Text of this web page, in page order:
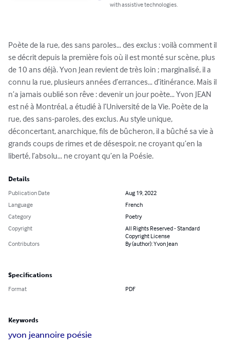
with assistive technologies.
Poète de la rue, des sans paroles… des exclus : voilà comment il
se décrit depuis la première fois où il est monté sur scène, plus
de 10 ans déjà. Yvon Jean revient de très loin ; marginalisé, il a
connu la rue, plusieurs années d’errances… d’itinérance. Mais il
n’a jamais oublié son rêve : devenir un jour poète… Yvon JEAN
est né à Montréal, a étudié à l’Université de la Vie. Poète de la
rue, des sans-paroles, des exclus. Au style unique,
déconcertant, anarchique, fils de bûcheron, il a bûché sa vie à
grands coups de rimes et de désespoir, ne croyant qu’en la
liberté, l’absolu… ne croyant qu’en la Poésie.
Details
Publication Date
Aug 19, 2022
Language
French
Category
Poetry
Copyright
All Rights Reserved - Standard
Copyright License
Contributors
By (author): Yvon Jean
Specifications
Format PDF
Keywords
yvon jeannoire poésie